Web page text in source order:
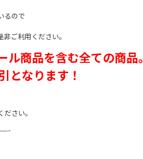
るので
ご利用ください。
商品を含む全ての商品。
となります！
さい。